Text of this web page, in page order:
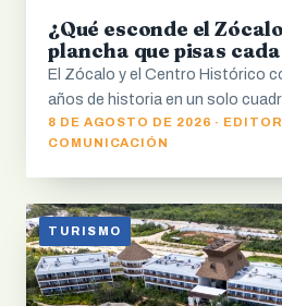
¿Qué esconde el
plancha que pisas
El Zócalo y el Centro Histórico
años de historia en un solo
8 DE AGOSTO DE 2026 · EDITOR
COMUNICACIÓN
TURISMO